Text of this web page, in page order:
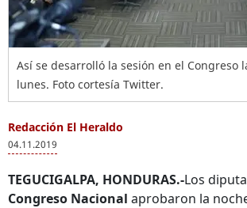
Así se desarrolló la sesión en el Congreso
lunes. Foto cortesía Twitter.
Redacción El Heraldo
04.11.2019
TEGUCIGALPA, HONDURAS.-Los
Congreso Nacional aprobaron la